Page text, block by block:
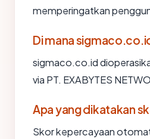
memperingatkan
Di mana
sigmaco.co.id
via PT. EXABYTES
Apa yang dikatakan
Skor kepercayaan